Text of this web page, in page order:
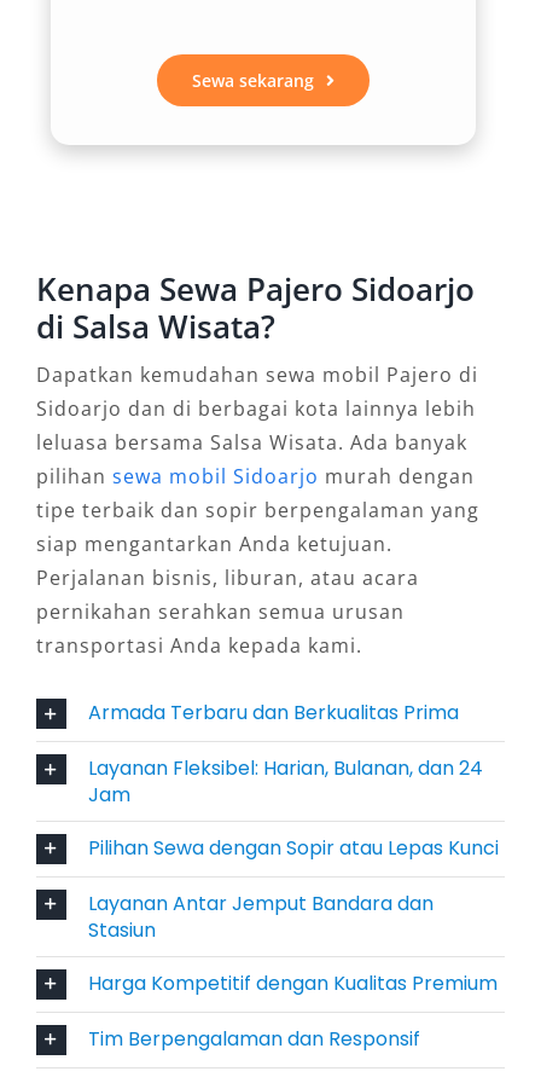
kegiatan keluarga maupun kunjungan bisnis.
Baik untuk rute dalam kota maupun ke luar
kota, kendaraan ini mampu menjaga
Bervariasi
Dengan pilihan sistem penggerak 4×4 dan 4×2,
Pajero menjadi sangat cocok untuk perjalanan
di berbagai jenis jalan, mulai dari jalan raya
mulus hingga medan semi-off-road di kawasan
industri atau pedesaan. Ini menjadikan rental
Pajero Sidoarjo sangat fleksibel, bahkan saat
cuaca dan medan tidak mendukung.
3. Fitur Keamanan Modern
keselamatan, Pajero telah dilengkapi dengan
fitur-fitur canggih seperti rem ABS, airbag
ganda, kontrol stabilitas, dan kamera belakang.
Ini menjamin rasa aman selama perjalanan,
baik saat disetir sendiri maupun dengan sopir
dari pihak penyedia layanan.
4. Kapasitas Muat Ideal untuk
Berbagai Keperluan
Baik untuk mengangkut penumpang maupun
barang, Pajero menawarkan kapasitas bagasi
Sewa sekarang
Kenapa Sewa Pajero Sidoarjo
di Salsa Wisata?
Dapatkan kemudahan sewa mobil Pajero di
Sidoarjo dan di berbagai kota lainnya lebih
leluasa bersama Salsa Wisata. Ada banyak
pilihan sewa mobil Sidoarjo murah dengan
tipe terbaik dan sopir berpengalaman yang
siap mengantarkan Anda ketujuan.
Perjalanan bisnis, liburan, atau acara
pernikahan serahkan semua urusan
transportasi Anda kepada kami.
Armada Terbaru dan Berkualitas Prima
Layanan Fleksibel: Harian, Bulanan, dan 24
Jam
Pilihan Sewa dengan Sopir atau Lepas Kunci
Layanan Antar Jemput Bandara dan
Stasiun
Harga Kompetitif dengan Kualitas Premium
Tim Berpengalaman dan Responsif